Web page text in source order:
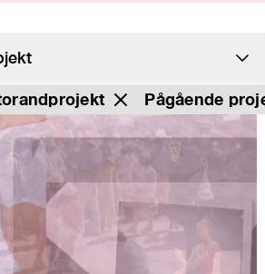
Pågående